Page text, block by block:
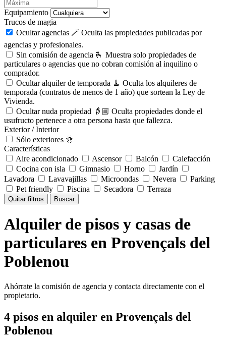
Equipamiento
Trucos de magia
Ocultar agencias 🪄 Oculta las propiedades publicadas por
agencias y profesionales.
Sin comisión de agencia 🫰 Muestra solo propiedades de
particulares o agencias que no cobran comisión al inquilino o
comprador.
Ocultar alquiler de temporada 🧹 Oculta los alquileres de
temporada (contratos de menos de 1 año) que sortean la Ley de
Vivienda.
Ocultar nuda propiedad 👵🏼 Oculta propiedades donde el
usufructo pertenece a otra persona hasta que fallezca.
Exterior / Interior
Sólo exteriores 🌞
Características
Aire acondicionado
Ascensor Balcón
Calefacción
Cocina con isla
Gimnasio Horno
Jardín
Lavadora
Lavavajillas Microondas Nevera
Parking
Pet friendly
Piscina Secadora Terraza
Quitar filtros Buscar
Alquiler de pisos y casas de
particulares en Provençals del
Poblenou
Ahórrate la comisión de agencia y contacta directamente con el
propietario.
4 pisos en alquiler en Provençals del
Poblenou